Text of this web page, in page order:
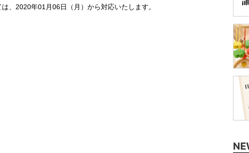
、2020年01月06日（月）から対応いたします。